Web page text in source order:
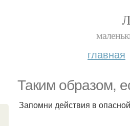
главная
Таким образом,
Запомни действия в